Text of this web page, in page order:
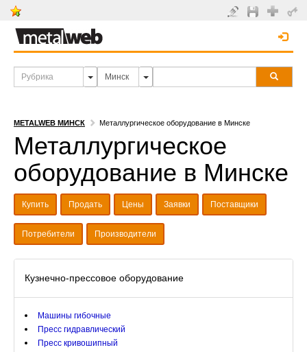
METALWEB МИНСК Металлургическое оборудование в Минске
Металлургическое
оборудование в Минске
Купить Продать Цены Заявки Поставщики
Потребители Производители
Кузнечно-прессовое оборудование
Машины гибочные
Пресс гидравлический
Пресс кривошипный